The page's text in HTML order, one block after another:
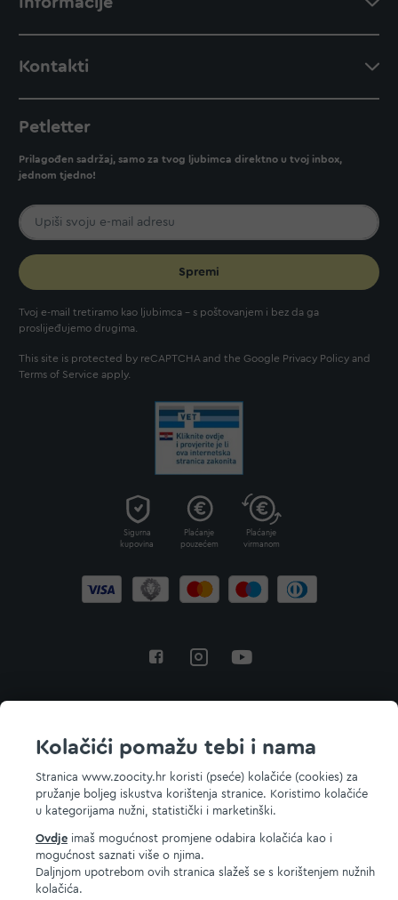
Kolačići pomažu tebi i nama
Stranica www.zoocity.hr koristi (pseće) kolačiće (cookies) za
pružanje boljeg iskustva korištenja stranice. Koristimo kolačiće
u kategorijama nužni, statistički i marketinški.
Ovdje imaš mogućnost promjene odabira kolačića kao i
mogućnost saznati više o njima.
Daljnjom upotrebom ovih stranica slažeš se s korištenjem nužnih
kolačića.
Kontakti
Petletter
Prilagođen sadržaj, samo za tvog ljubimca direktno u tvoj inbox,
jednom tjedno!
Spremi
Tvoj e-mail tretiramo kao ljubimca - s poštovanjem i bez da ga
proslijeđujemo drugima.
This site is protected by reCAPTCHA and the Google Privacy Policy and
Terms of Service apply.
Sigurna
kupovina
Plaćanje
pouzećem
Plaćanje
virmanom
© 2026 ZOOCITY. Sva prava zadržana.